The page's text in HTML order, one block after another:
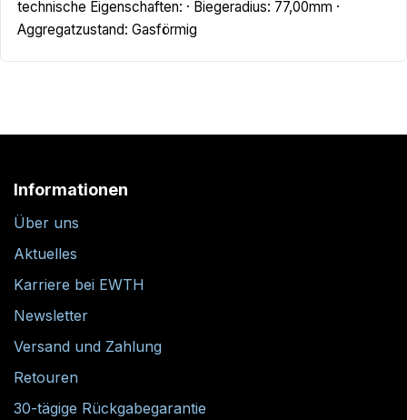
technische Eigenschaften: · Biegeradius: 77,00mm ·
Aggregatzustand: Gasförmig
Informationen
Über uns
Aktuelles
Karriere bei EWTH
Newsletter
Versand und Zahlung
Retouren
30-tägige Rückgabegarantie